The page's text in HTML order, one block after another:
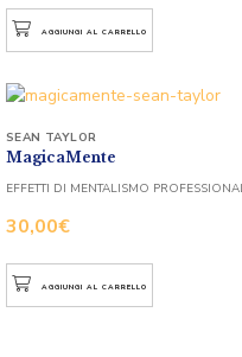
AGGIUNGI AL CARRELLO
MagicaMente
30,00€
SEAN TAYLOR
EFFETTI DI MENTALISMO
AGGIUNGI AL CARRELLO